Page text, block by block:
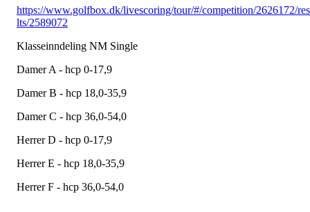
https://www.golfbox.dk/livescoring/tour/#/competition/2626172/
lts/2589072
Klasseinndeling NM Single
Damer A - hcp 0-17,9
Damer B - hcp 18,0-35,9
Damer C - hcp 36,0-54,0
Herrer D - hcp 0-17,9
Herrer E - hcp 18,0-35,9
Herrer F - hcp 36,0-54,0